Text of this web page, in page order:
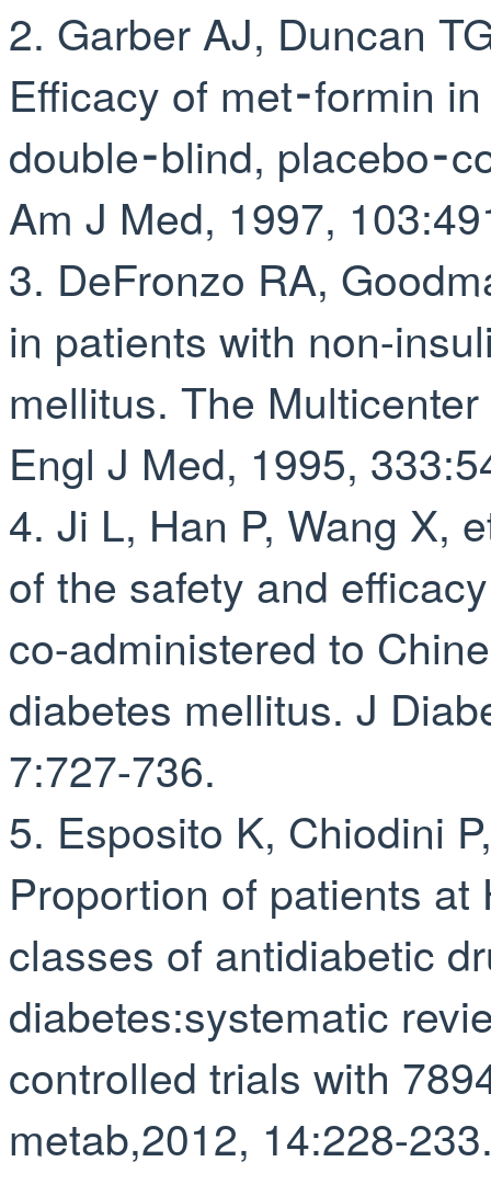
2. Garber AJ, Duncan
Efficacy of met⁃formin
double⁃blind,
Am J Med, 1997,
3. DeFronzo RA,
in patients with
mellitus. The
Engl J Med, 1995,
4. Ji L, Han P, Wang X,
of the safety and
co⁃administered to
diabetes mellitus. J
7:727⁃736.
5. Esposito K, Chiodini
Proportion of patients
classes of antidiabetic
diabetes:systematic
controlled trials with
metab,2012,